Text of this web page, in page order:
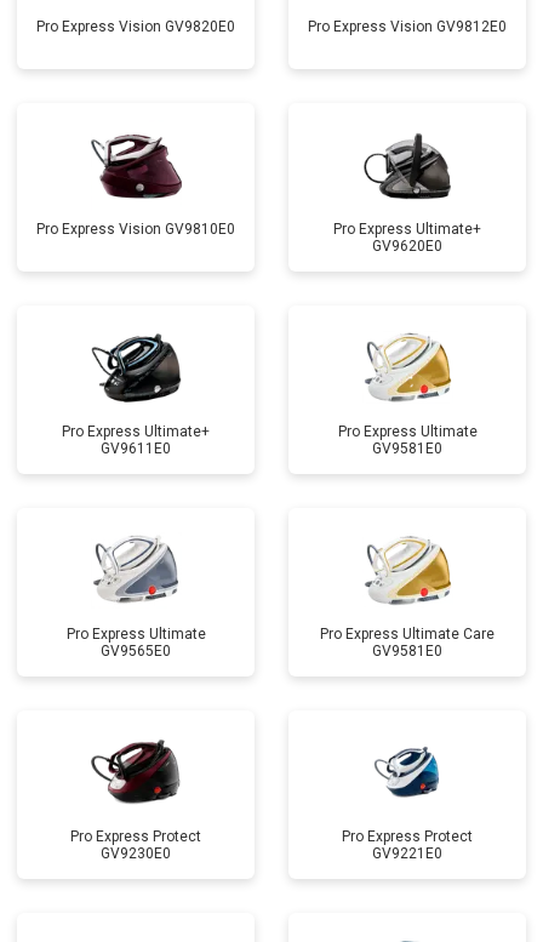
Pro Express Vision GV9820E0 Pro Express Vision GV9812E0
Pro Express Vision GV9810E0
Pro Express Ultimate+
GV9620E0
Pro Express Ultimate+
GV9611E0
Pro Express Ultimate
GV9581E0
Pro Express Ultimate
GV9565E0
Pro Express Ultimate Care
GV9581E0
Pro Express Protect
GV9230E0
Pro Express Protect
GV9221E0